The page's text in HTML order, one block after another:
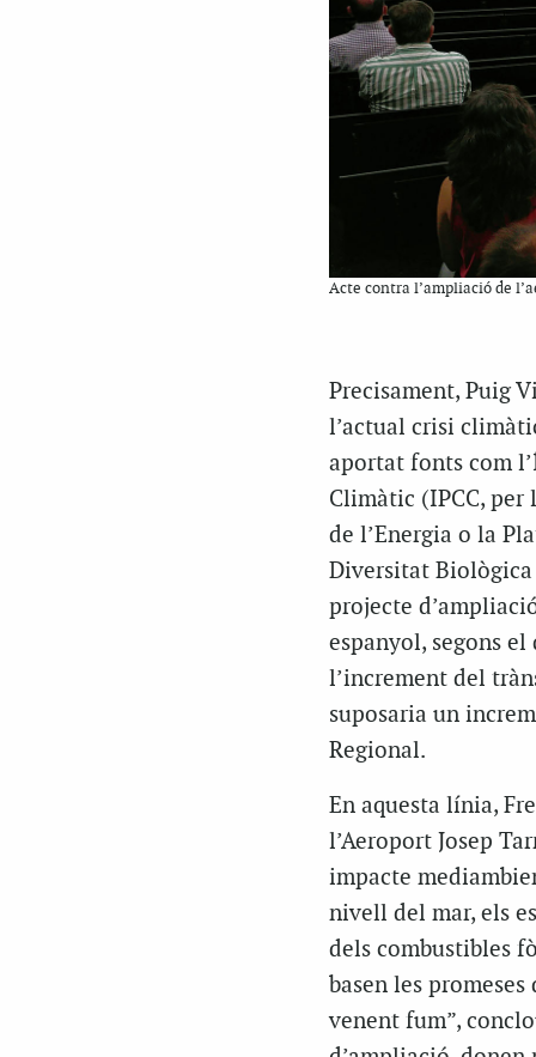
Acte contra l’ampliació de
Precisament, Puig
l’actual crisi
aportat fonts com
Climàtic (IPCC, per
de l’Energia o la
Diversitat Biològica
projecte
espanyol, segons el
l’increment del
suposaria un
Regional.
En aquesta línia,
l’Aeroport Josep
impacte
nivell del mar, els
dels combustibles
basen les
venent fum”,